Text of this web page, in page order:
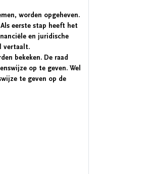
worden opgeheven.
eerste stap heeft het
en juridische
vertaalt.
bekeken. De raad
op te geven. Wel
te geven op de